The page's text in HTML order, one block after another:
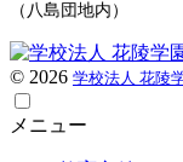
（八島団地内）
© 2026 学校法人 花陵
メニュー